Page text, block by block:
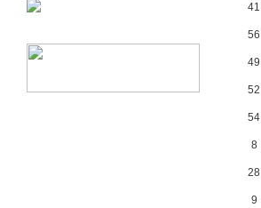
41
56
49
52
54
8
28
9